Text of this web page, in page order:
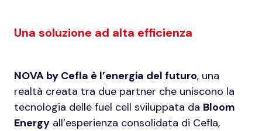
Una soluzione ad alta efficienza
NOVA by Cefla è l’energia del futuro, una
realtà creata tra due partner che uniscono la
tecnologia delle fuel cell sviluppata da Bloom
Energy all’esperienza consolidata di Cefla,